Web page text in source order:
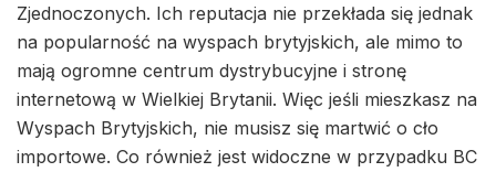
Zjednoczonych. Ich reputacja nie przekłada się jednak
na popularność na wyspach brytyjskich, ale mimo to
mają ogromne centrum dystrybucyjne i stronę
internetową w Wielkiej Brytanii. Więc jeśli mieszkasz na
Wyspach Brytyjskich, nie musisz się martwić o cło
importowe. Co również jest widoczne w przypadku BC